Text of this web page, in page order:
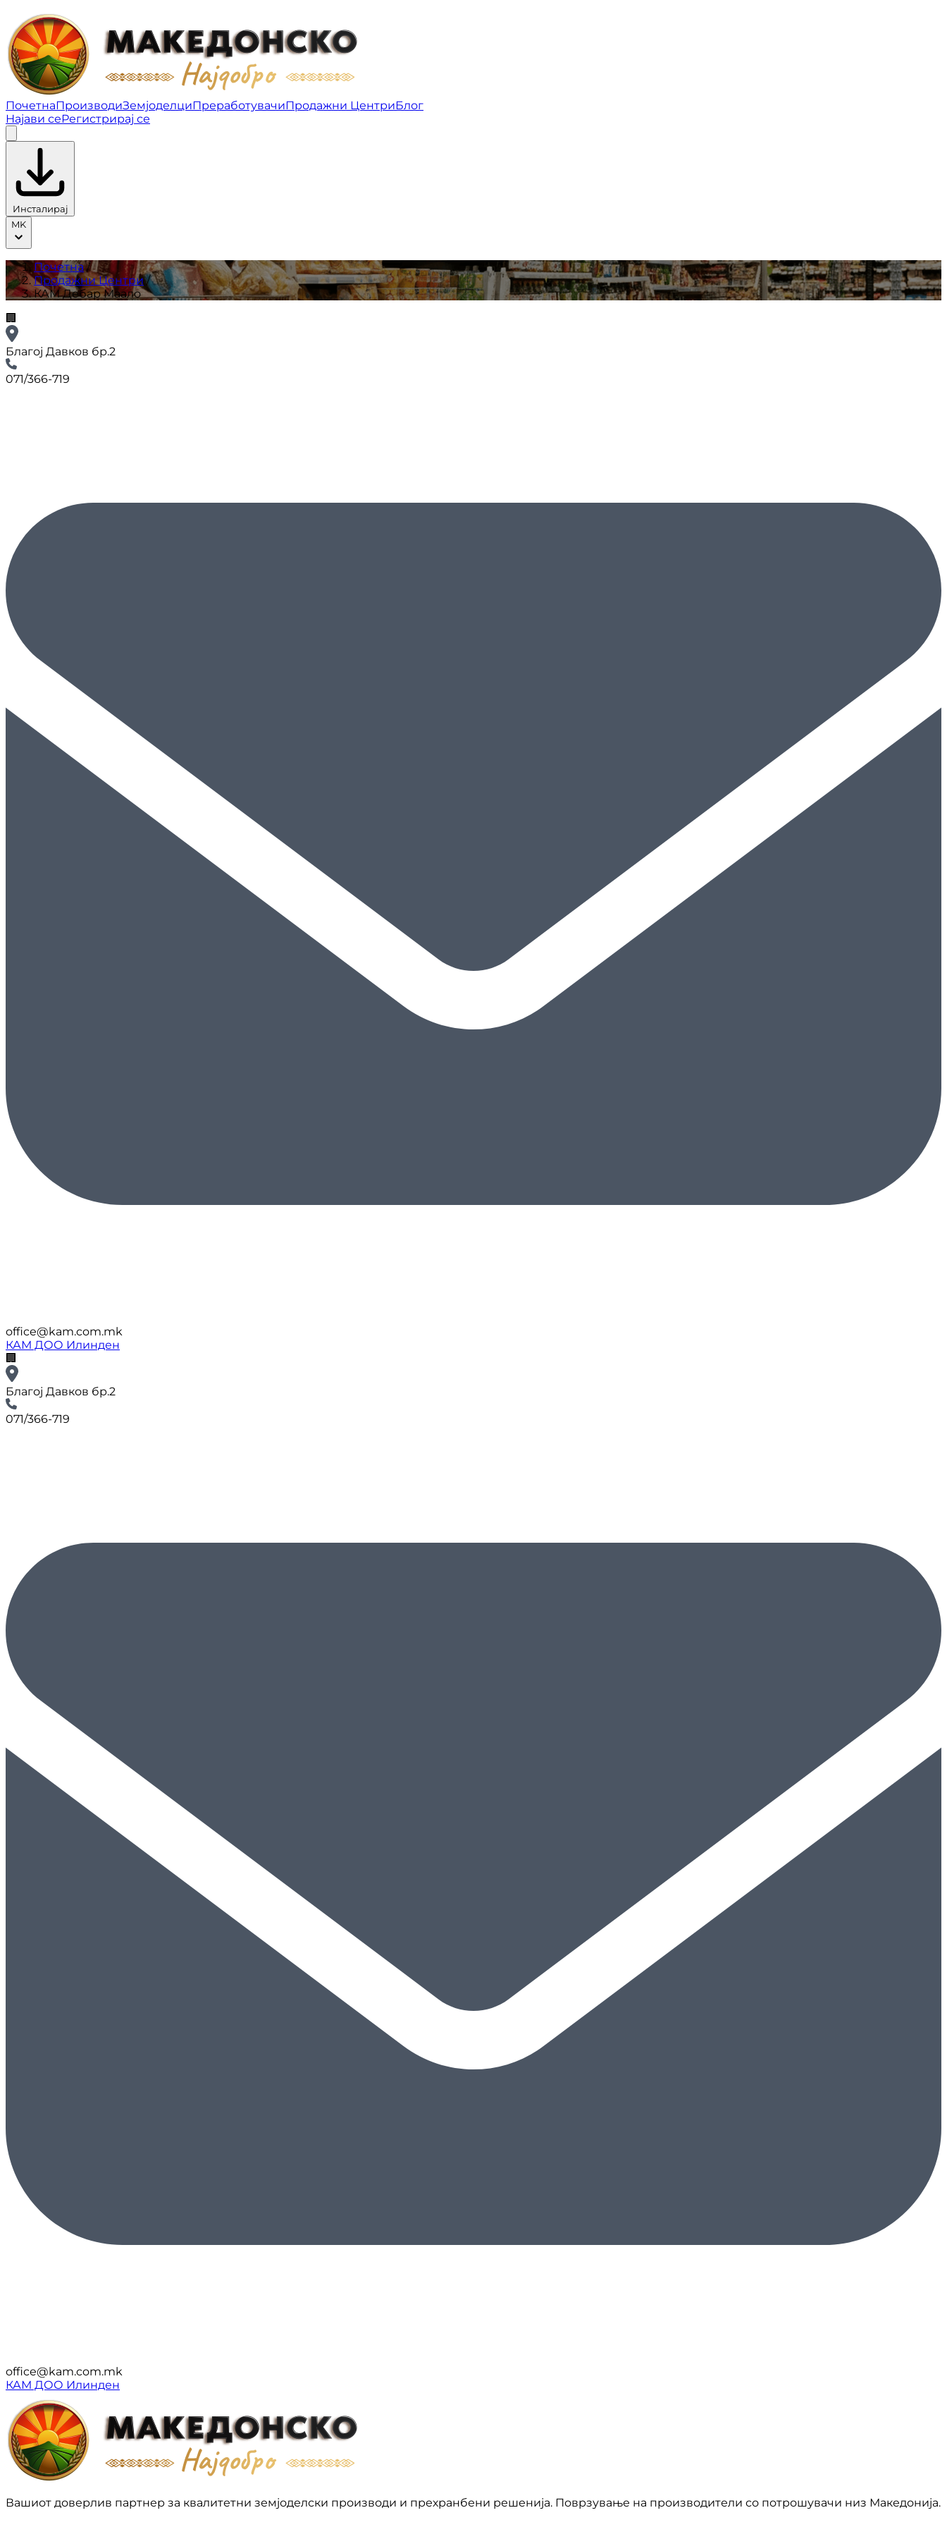
КАМ Дебар Маало | Продажни Центри
ПочетнаПроизводиЗемјоделциПреработувачиПродажни ЦентриБлог
Најави сеРегистрирај се
Инсталирај
MK
Почетна/
Продажни Центри/
КАМ Дебар Маало
🏢
Благој Давков бр.2
071/366-719
office@kam.com.mk
КАМ ДОО Илинден
🏢
Благој Давков бр.2
071/366-719
office@kam.com.mk
КАМ ДОО Илинден
Вашиот доверлив партнер за квалитетни земјоделски производи и прехранбени решенија. Поврзување на производители со потрошувачи низ Македонија.